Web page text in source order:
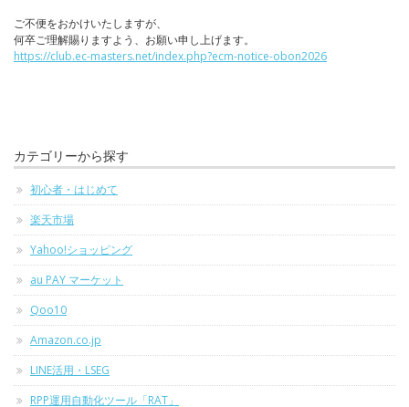
ご不便をおかけいたしますが、
何卒ご理解賜りますよう、お願い申し上げます。
https://club.ec-masters.net/index.php?ecm-notice-obon2026
カテゴリーから探す
初心者・はじめて
楽天市場
Yahoo!ショッピング
au PAY マーケット
Qoo10
Amazon.co.jp
LINE活用・LSEG
RPP運用自動化ツール「RAT」